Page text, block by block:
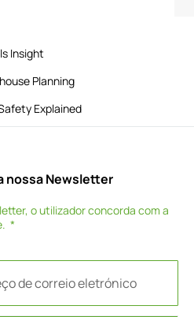
Insight
Planning
Explained
nossa Newsletter
o utilizador concorda com a
.